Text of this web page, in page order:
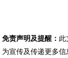
免责声明及提醒： 此
为宣传及传递更多